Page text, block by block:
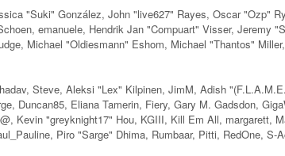
"Suki" González, John "live627" Rayes, Oscar "Ozp"
emanuele, Hendrik Jan "Compuart" Visser, Jeremy
Michael "Oldiesmann" Eshom, Michael "Thantos"
Steve, Aleksi "Lex" Kilpinen, JimM, Adish
Duncan85, Eliana Tamerin, Fiery, Gary M. Gadsdon,
Kevin "greyknight17" Hou, KGIII, Kill Em All, margarett,
Piro "Sarge" Dhima, Rumbaar, Pitti, RedOne,